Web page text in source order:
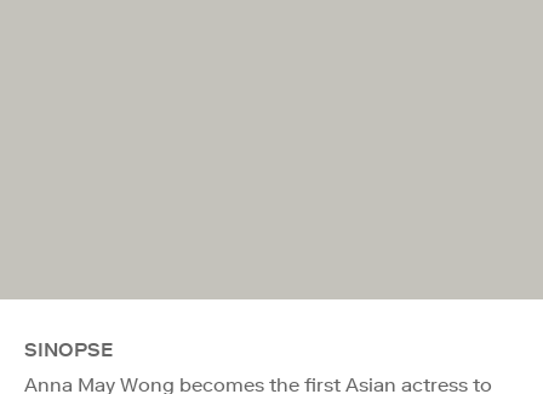
SINOPSE
Anna May Wong becomes the first Asian actress to